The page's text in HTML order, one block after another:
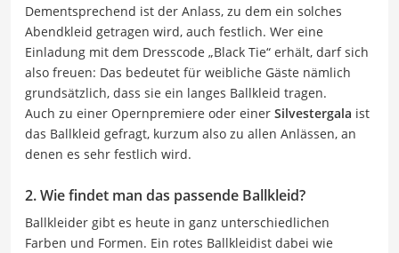
Dementsprechend ist der Anlass, zu dem ein solches
Abendkleid getragen wird, auch festlich. Wer eine
Einladung mit dem Dresscode „Black Tie“ erhält, darf sich
also freuen: Das bedeutet für weibliche Gäste nämlich
grundsätzlich, dass sie ein langes Ballkleid tragen.
Auch zu einer Opernpremiere oder einer Silvestergala ist
das Ballkleid gefragt, kurzum also zu allen Anlässen, an
denen es sehr festlich wird.
2. Wie findet man das passende Ballkleid?
Ballkleider gibt es heute in ganz unterschiedlichen
Farben und Formen. Ein rotes Ballkleidist dabei wie